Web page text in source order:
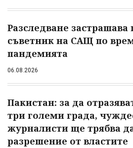
Разследване застрашава
съветник на САЩ по
пандемията
06.08.2026
Пакистан: за да
три големи града,
журналисти ще трябва
разрешение от властите